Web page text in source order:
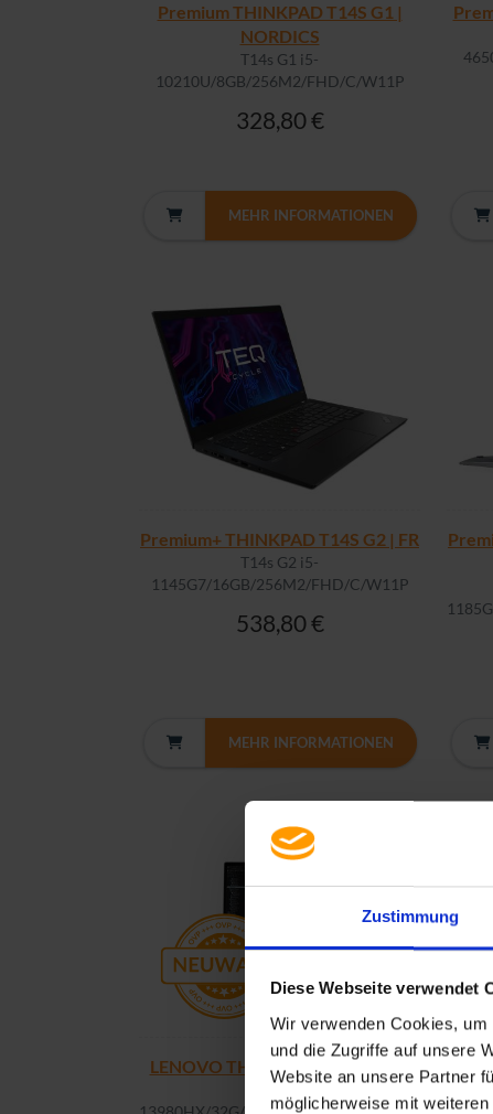
Zustimmung
Diese Webseite verwendet
Wir verwenden Cookies,
und die Zugriffe auf unsere
Website an unsere Partner
möglicherweise mit
Premium THINKPAD T14S G1 |
NORDICS
T14s G1 i5-
10210U/8GB/256M2/FHD/C/W11P
328,80 €
MEHR INFORMATIONEN
Premium+ THINKPAD T14S G2 | FR
T14s G2 i5-
1145G7/16GB/256M2/FHD/C/W11P
538,80 €
MEHR INFORMATIONEN
LENOVO THINKPAD P16 G2 | FR
P16 G2 i9-